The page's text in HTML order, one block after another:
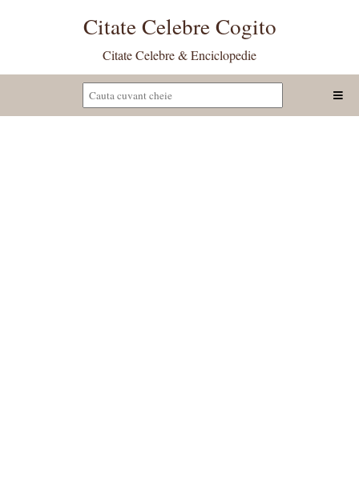
Citate Celebre Cogito
Citate Celebre & Enciclopedie